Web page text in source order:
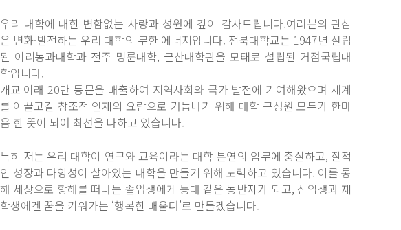
우리 대학에 대한 변함없는 사랑과 성원에 깊이 감사드립니다.여러분의 관심
은 변화·발전하는 우리 대학의 무한 에너지입니다. 전북대학교는 1947년 설립
된 이리농과대학과 전주 명륜대학, 군산대학관을 모태로 설립된 거점국립대
학입니다.
개교 이래 20만 동문을 배출하여 지역사회와 국가 발전에 기여해왔으며 세계
를 이끌고갈 창조적 인재의 요람으로 거듭나기 위해 대학 구성원 모두가 한마
음 한 뜻이 되어 최선을 다하고 있습니다.
특히 저는 우리 대학이 연구와 교육이라는 대학 본연의 임무에 충실하고, 질적
인 성장과 다양성이 살아있는 대학을 만들기 위해 노력하고 있습니다. 이를 통
해 세상으로 항해를 떠나는 졸업생에게 등대 같은 동반자가 되고, 신입생과 재
학생에겐 꿈을 키워가는 ‘행복한 배움터’로 만들겠습니다.